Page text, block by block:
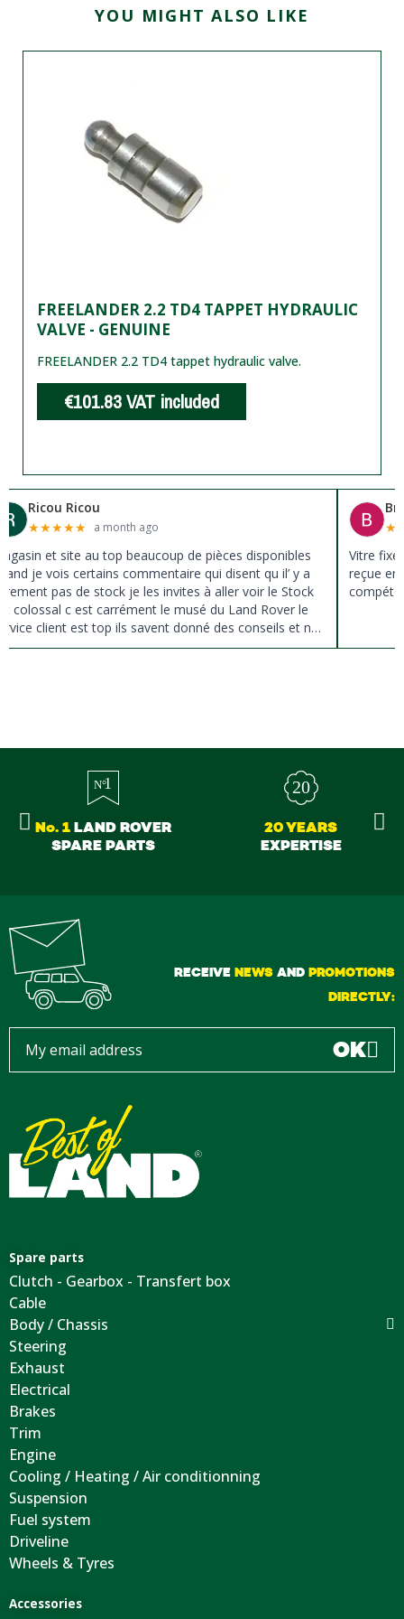
YOU MIGHT ALSO LIKE
FREELANDER 2.2 TD4 TAPPET HYDRAULIC
VALVE - GENUINE
FREELANDER 2.2 TD4 tappet hydraulic valve.
€101.83VAT included
Ricou Ricou
★★★★★ a month ago
et site au top beaucoup de pièces disponibles
je vois certains commentaire qui disent qu il’ y a
pas de stock je les invites à aller voir le Stock
colossal c est carrément le musé du Land Rover le
client est top ils savent donné des conseils et ne
pas à la vente ils sont vraiment au top du top
★
Vitre
reçue
No. 1LAND ROVER
SPARE PARTS
20 YEARS
EXPERTISE
RECEIVE NEWSAND PROMOTIONS
DIRECTLY:
OK
Spare parts
Clutch - Gearbox - Transfert box
Cable
Body / Chassis
Steering
Exhaust
Electrical
Brakes
Trim
Engine
Cooling / Heating / Air conditionning
Suspension
Fuel system
Driveline
Wheels & Tyres
Accessories